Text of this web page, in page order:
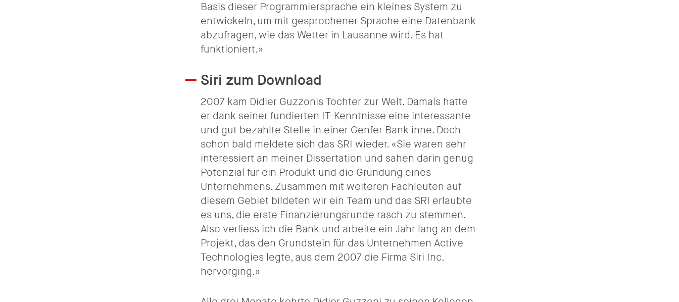
Basis dieser Programmiersprache ein kleines System zu
entwickeln, um mit gesprochener Sprache eine Datenbank
abzufragen, wie das Wetter in Lausanne wird. Es hat
funktioniert.»
Siri zum Download
2007 kam Didier Guzzonis Tochter zur Welt. Damals hatte
er dank seiner fundierten IT-Kenntnisse eine interessante
und gut bezahlte Stelle in einer Genfer Bank inne. Doch
schon bald meldete sich das SRI wieder. «Sie waren sehr
interessiert an meiner Dissertation und sahen darin genug
Potenzial für ein Produkt und die Gründung eines
Unternehmens. Zusammen mit weiteren Fachleuten auf
diesem Gebiet bildeten wir ein Team und das SRI erlaubte
es uns, die erste Finanzierungsrunde rasch zu stemmen.
Also verliess ich die Bank und arbeite ein Jahr lang an dem
Projekt, das den Grundstein für das Unternehmen Active
Technologies legte, aus dem 2007 die Firma Siri Inc.
hervorging.»